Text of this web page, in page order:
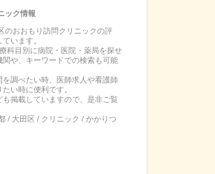
ック情報
のおおもり訪問クリニックの評
います。
科目別に病院・医院・薬局を探せ
や、キーワードでの検索も可能
調べたい時、医師求人や看護師
い時に便利です。
掲載していますので、是非ご覧
/ 大田区 / クリニック / かかりつ